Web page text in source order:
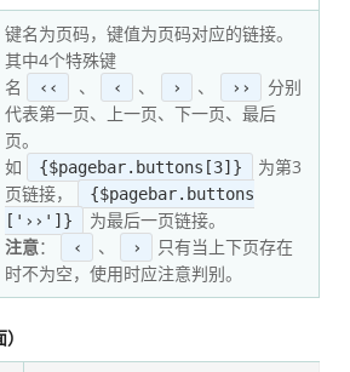
键名为页码，键值为页码对应的链接。
其中4个特殊键
名
‹‹ 、 ‹ 、 › 、 ››
分别
代表第一页、上一页、下一页、最后
页。
如
{$pagebar.buttons[3]}
为第3
页链接，
{$pagebar.buttons
['››']}
为最后一页链接。
注意： ‹ 、 ›
只有当上下页存在
时不为空，使用时应注意判别。